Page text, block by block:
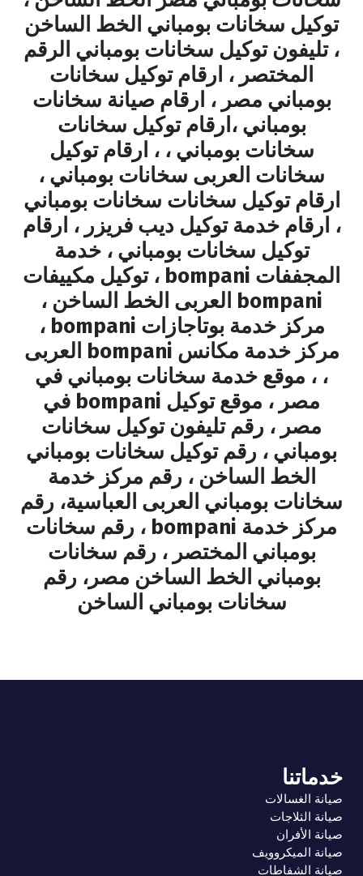
توكيل سخانات بومباني الخط الساخن
، تليفون توكيل سخانات بومباني الرقم
المختصر ، ارقام توكيل سخانات
بومباني مصر ، ارقام صيانة سخانات
بومباني ،ارقام توكيل سخانات
سخانات بومباني ، ، ارقام توكيل
سخانات العربى سخانات بومباني ،
ارقام توكيل سخانات سخانات بومباني
، ارقام خدمة توكيل ديب فريزر ، ارقام
توكيل سخانات بومباني ، خدمة
المجففات bompani ، توكيل مكييفات
bompani العربى الخط الساخن ،
مركز خدمة بوتاجازات bompani ،
مركز خدمة مكانس bompani العربى
، ، موقع خدمة سخانات بومباني في
مصر ، موقع توكيل bompani في
مصر ، رقم تليفون توكيل سخانات
بومباني ، رقم توكيل سخانات بومباني
الخط الساخن ، رقم مركز خدمة
سخانات بومباني العربى العباسية، رقم
مركز خدمة bompani ، رقم سخانات
بومباني المختصر ، رقم سخانات
بومباني الخط الساخن مصر، رقم
سخانات بومباني الساخن
خدماتنا
صيانة الغسالات
صيانة الثلاجات
صيانة الأفران
صيانة الميكروويف
صيانة الشفاطات